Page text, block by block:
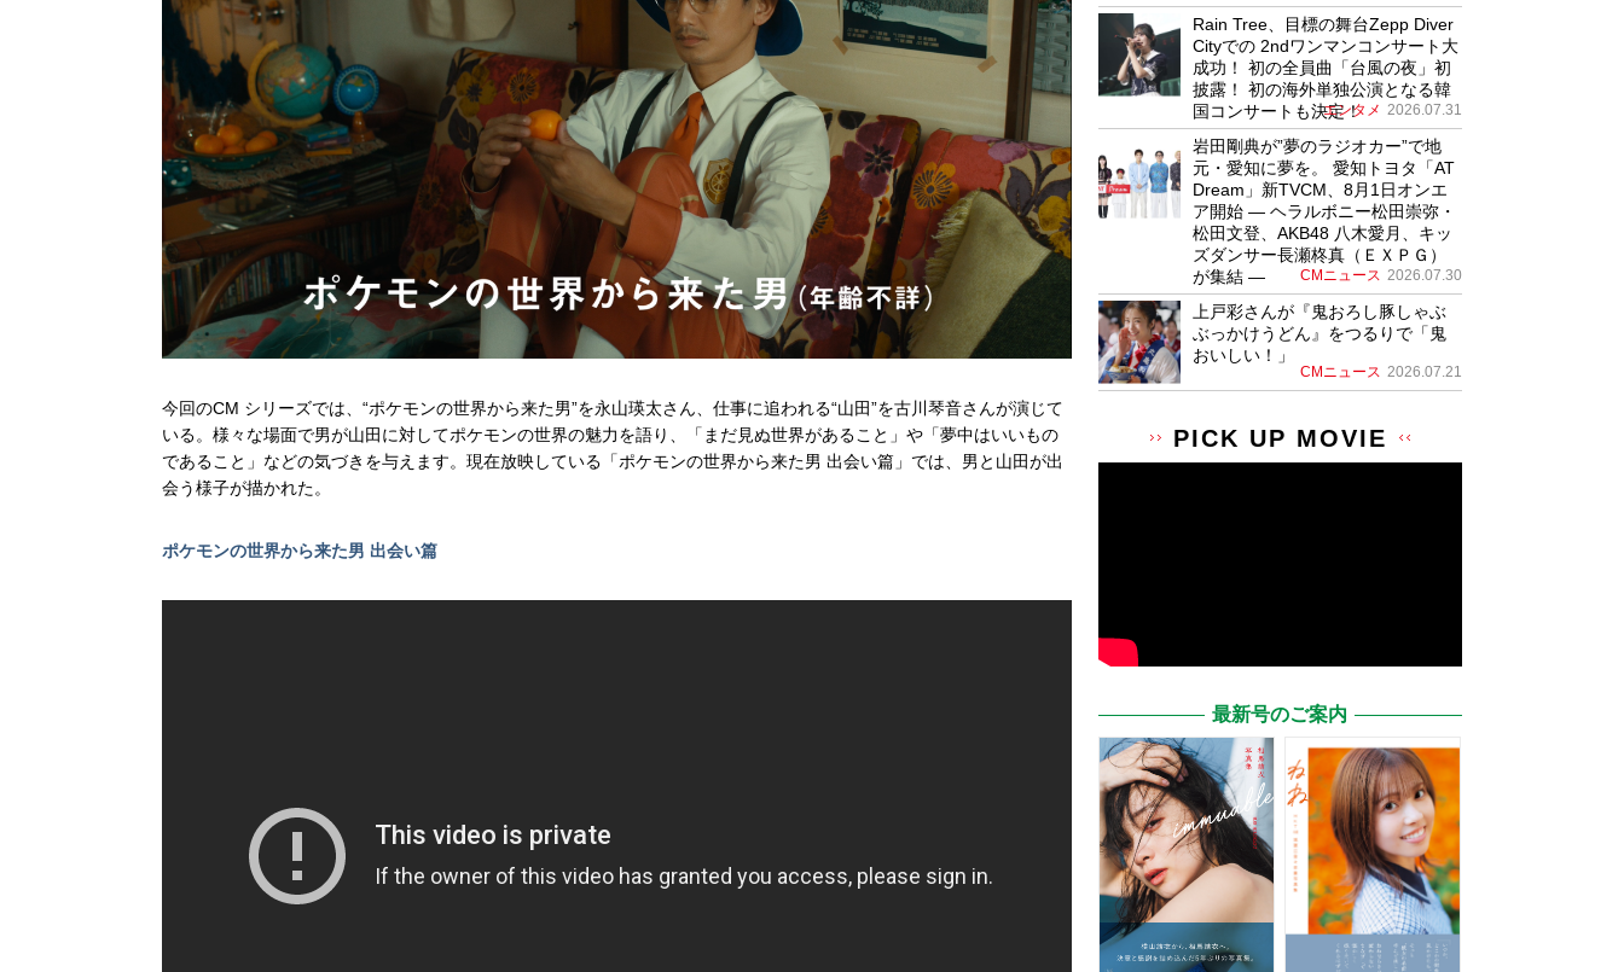
今回のCM シリーズでは、“ポケモンの世界から来た男”を永⼭瑛太さん、仕事に追われる“⼭⽥”を古川琴⾳さんが演じて
いる。様々な場⾯で男が⼭⽥に対してポケモンの世界の魅⼒を語り、「まだ⾒ぬ世界があること」や「夢中はいいもの
であること」などの気づきを与えます。現在放映している「ポケモンの世界から来た男 出会い篇」では、男と⼭⽥が出
会う様⼦が描かれた。
ポケモンの世界から来た男 出会い篇
Rain Tree、目標の舞台Zepp Diver
Cityでの 2ndワンマンコンサート大
成功！ 初の全員曲「台風の夜」初
披露！ 初の海外単独公演となる韓
国コンサートも決定！
エンタメ 2026.07.31
岩田剛典が”夢のラジオカー”で地
元・愛知に夢を。 愛知トヨタ「AT
Dream」新TVCM、8月1日オンエ
ア開始 ― ヘラルボニー松田崇弥・
松田文登、AKB48 八木愛月、キッ
ズダンサー長瀬柊真（ＥＸＰＧ）
が集結 ―
CMニュース 2026.07.30
上戸彩さんが『鬼おろし豚しゃぶ
ぶっかけうどん』をつるりで「鬼
おいしい！」
CMニュース 2026.07.21
PICK UP MOVIE
最新号のご案内